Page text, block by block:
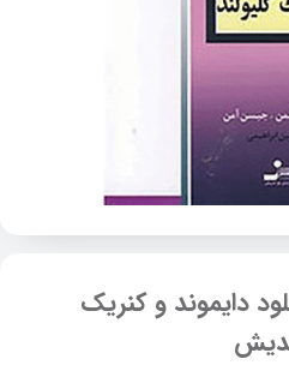
با میلیونرها 9 کلود دایموند و کنریک